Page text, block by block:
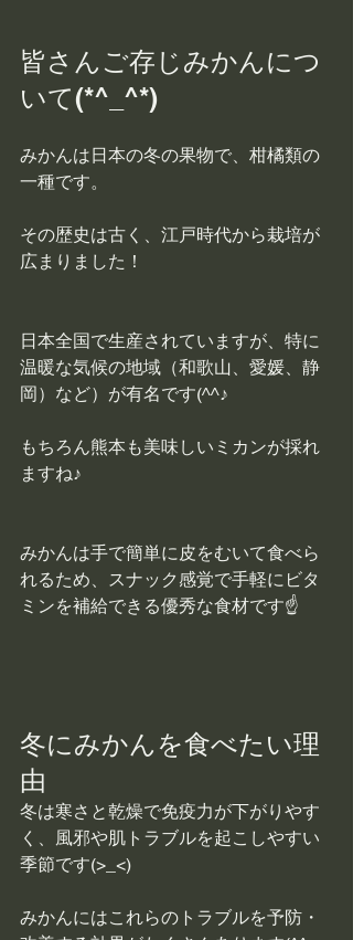
皆さんご存じみかんにつ
いて(*^_^*)
みかんは日本の冬の果物で、柑橘類の
一種です。
その歴史は古く、江戸時代から栽培が
広まりました！
日本全国で生産されていますが、特に
温暖な気候の地域（和歌山、愛媛、静
岡）など）が有名です(^^♪
もちろん熊本も美味しいミカンが採れ
ますね♪
みかんは手で簡単に皮をむいて食べら
れるため、スナック感覚で手軽にビタ
ミンを補給できる優秀な食材です☝
冬にみかんを食べたい理
由
冬は寒さと乾燥で免疫力が下がりやす
く、風邪や肌トラブルを起こしやすい
季節です(>_<)
みかんにはこれらのトラブルを予防・